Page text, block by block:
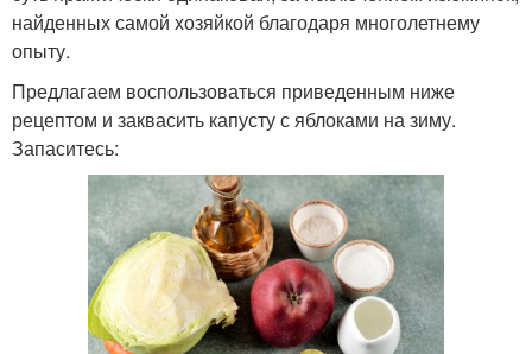
найденных самой хозяйкой благодаря многолетнему
опыту.
Предлагаем воспользоваться приведенным ниже
рецептом и заквасить капусту с яблоками на зиму.
Запаситесь: